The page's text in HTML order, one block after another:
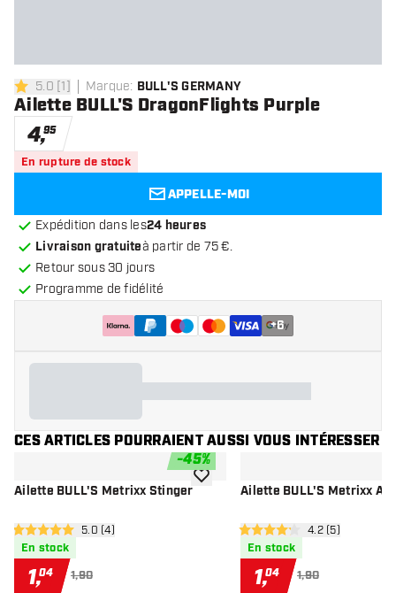
5 étoiles de notation
5.0 [1] Marque: BULL'S GERMANY
Ailette BULL'S DragonFlights Purple
4,95
En rupture de stock
APPELLE-MOI
Expédition dans les24 heures
Livraison gratuiteà partir de 75 €.
Retour sous 30 jours
Programme de fidélité
+6
CES ARTICLES POURRAIENT AUSSI VOUS INTÉRESSER
-45%
Ailette BULL'S Metrixx Stinger
ouvrir le panneau des avis
5 étoiles de notation
5.0 (4)
En stock
1,04 1,90
ajouter à la liste de souhaits
Ailette BULL'S Metrixx
ouvrir le
4.2 étoiles de notation
4.2 (5)
En stock
1,04 1,90